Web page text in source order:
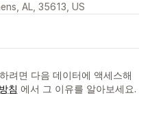
AL, 35613, US
려면 다음 데이터에 액세스해
침 에서 그 이유를 알아보세요.